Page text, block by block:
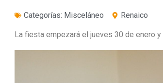
Categorías: Misceláneo Renaico
La fiesta empezará el jueves 30 de enero